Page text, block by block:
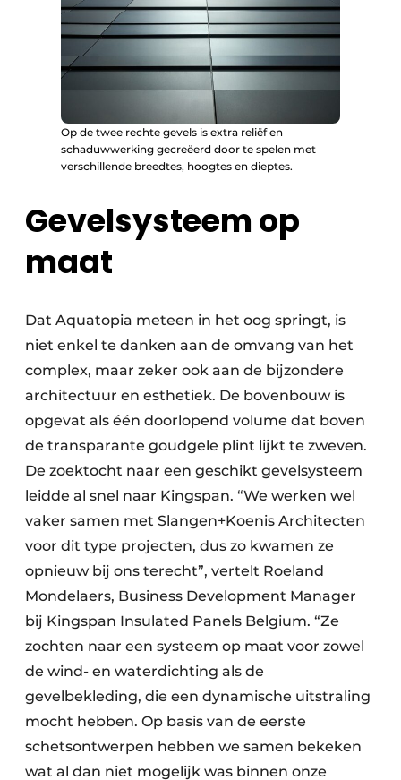
Op de twee rechte gevels is extra reliëf en
schaduwwerking gecreëerd door te spelen met
verschillende breedtes, hoogtes en dieptes.
Gevelsysteem op
maat
Dat Aquatopia meteen in het oog springt, is
niet enkel te danken aan de omvang van het
complex, maar zeker ook aan de bijzondere
architectuur en esthetiek. De bovenbouw is
opgevat als één doorlopend volume dat boven
de transparante goudgele plint lijkt te zweven.
De zoektocht naar een geschikt gevelsysteem
leidde al snel naar Kingspan. “We werken wel
vaker samen met Slangen+Koenis Architecten
voor dit type projecten, dus zo kwamen ze
opnieuw bij ons terecht”, vertelt Roeland
Mondelaers, Business Development Manager
bij Kingspan Insulated Panels Belgium. “Ze
zochten naar een systeem op maat voor zowel
de wind- en waterdichting als de
gevelbekleding, die een dynamische uitstraling
mocht hebben. Op basis van de eerste
schetsontwerpen hebben we samen bekeken
wat al dan niet mogelijk was binnen onze